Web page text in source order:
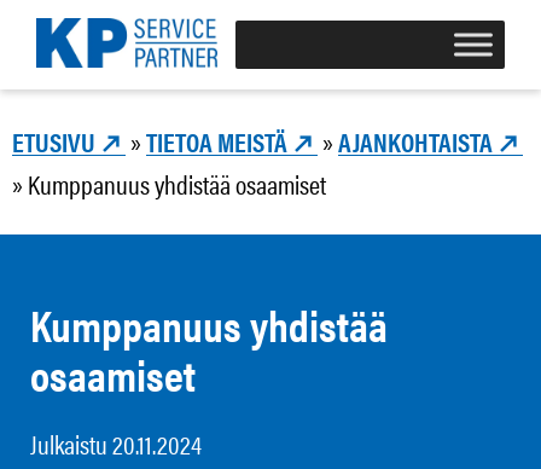
content
ETUSIVU
»TIETOA MEISTÄ »AJANKOHTAISTA
»Kumppanuus yhdistää osaamiset
Kumppanuus yhdistää
osaamiset
Julkaistu20.11.2024